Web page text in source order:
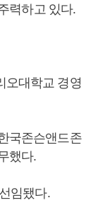
력하고 있다.
오대학교 경영
국존슨앤드존
했다.
임됐다.